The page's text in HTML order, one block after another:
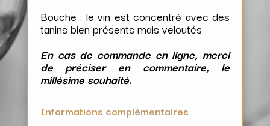
Bouche : le vin est concentré avec des
tanins bien présents mais veloutés
En cas de commande en ligne, merci
de préciser en commentaire, le
millésime souhaité.
Informations complémentaires